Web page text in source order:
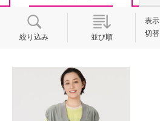
絞り込み 並び順
表示
切替